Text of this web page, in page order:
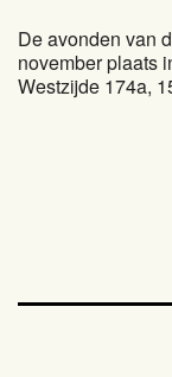
De avonden van
november plaats
Westzijde 174a,